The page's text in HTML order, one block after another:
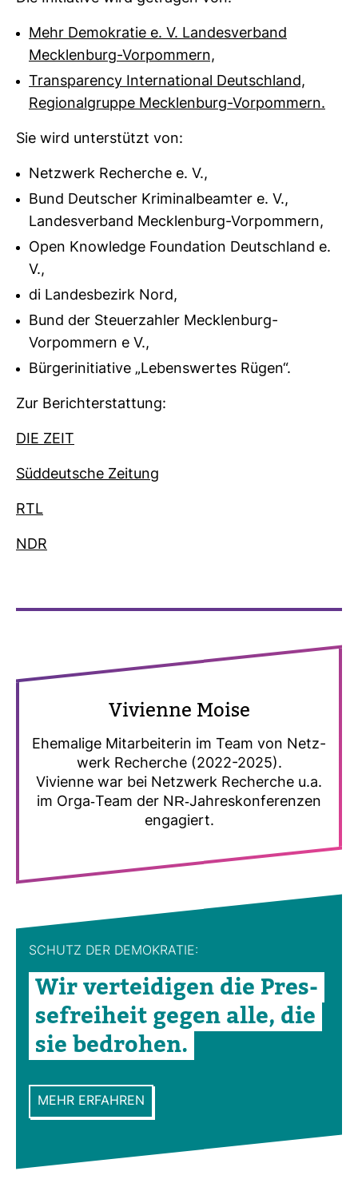
Mehr Demokratie e. V. Landesverband
Mecklenburg-Vorpommern,
Transparency International Deutschland,
Regionalgruppe Mecklenburg-Vorpommern.
Sie wird unter­stützt von:
Netzwerk Recherche e. V.,
Bund Deutscher Kriminalbeamter e. V.,
Landesverband Mecklenburg-Vorpommern,
Open Knowledge Foundation Deutschland e.
V.,
di Landesbezirk Nord,
Bund der Steuerzahler Mecklenburg-
Vorpommern e V.,
Bürgerinitiative „Lebenswertes Rügen“.
Zur Bericht­erstat­tung:
DIE ZEIT
Süd­deut­sche Zei­tung
RTL
NDR
Vivi­enne Moise
Ehe­ma­lige Mit­ar­bei­terin im Team von Netz­
werk Recherche (2022-2025).
Vivi­enne war bei Netz­werk Recherche u.a.
im Orga-​Team der NR-​Jah­res­kon­fe­renzen
enga­giert.
SCHUTZ DER DEMO­KRATIE:
Wir ver­tei­digen die Pres­
se­frei­heit gegen alle, die
sie bedrohen.
MEHR ERFAHREN